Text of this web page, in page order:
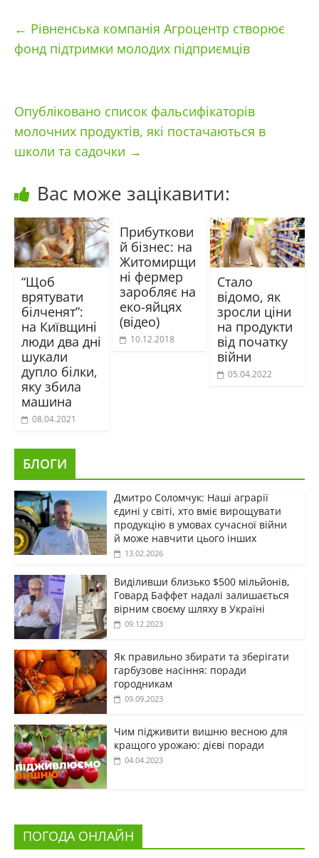
← Рівненська компанія Агроцентр створює
фонд підтримки молодих підприємців
Опубліковано список фальсифікаторів
молочних продуктів, які постачаються в
школи та садочки →
Вас може зацікавити:
“Щоб
врятувати
білченят”:
на Київщині
люди два дні
шукали
дупло білки,
яку збила
машина
08.04.2021
Прибуткови
й бізнес: на
Житомирщи
ні фермер
заробляє на
еко-яйцях
(відео)
10.12.2018
Стало
відомо, як
зросли ціни
на продукти
від початку
війни
05.04.2022
БЛОГИ
Дмитро Соломчук: Наші аграрії
єдині у світі, хто вміє вирощувати
продукцію в умовах сучасної війни
й може навчити цього інших
13.02.2026
Виділивши близько $500 мільйонів,
Говард Баффет надалі залишається
вірним своєму шляху в Україні
09.12.2023
Як правильно збирати та зберігати
гарбузове насіння: поради
городникам
09.09.2023
Чим підживити вишню весною для
кращого урожаю: дієві поради
04.04.2023
ПОГОДА ОНЛАЙН